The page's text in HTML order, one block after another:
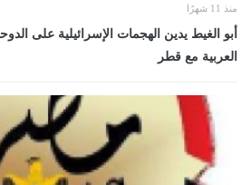
منذ 11 شهرًا
أبو الغيط يدين الهجمات الإسرائيلية على
العربية مع قطر